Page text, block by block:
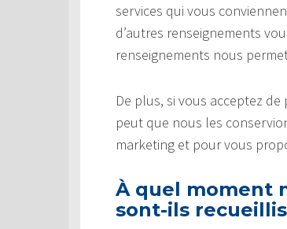
services qui vous
d’autres renseignements
renseignements nous
De plus, si vous acceptez
peut que nous les
marketing et pour vous
À quel moment
sont-ils